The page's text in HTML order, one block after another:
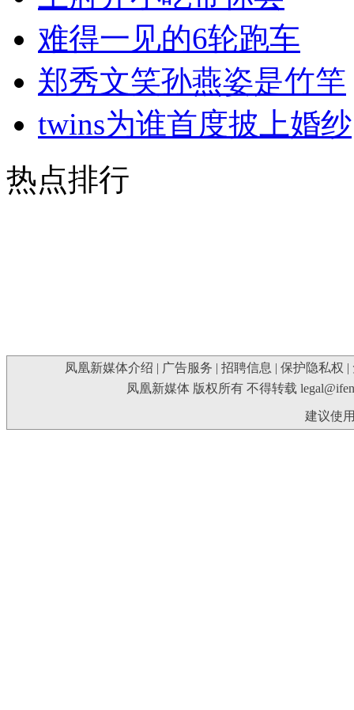
难得一见的6轮跑车
郑秀文笑孙燕姿是竹竿
twins为谁首度披上婚纱
热点排行
凤凰新媒体介绍 | 广告服务 | 招聘信息 | 保护隐私权 |
凤凰新媒体 版权所有 不得转载
建议使